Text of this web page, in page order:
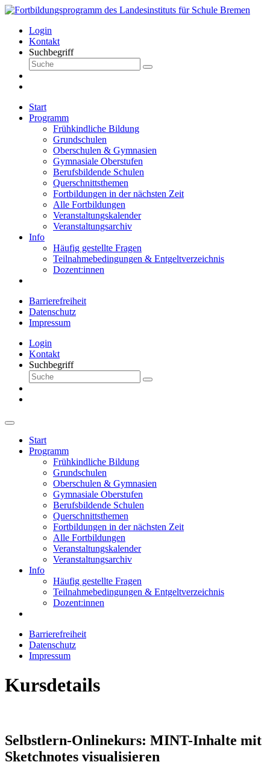
Login
Kontakt
Suchbegriff
Start
Programm
Frühkindliche Bildung
Grundschulen
Oberschulen & Gymnasien
Gymnasiale Oberstufen
Berufsbildende Schulen
Querschnittsthemen
Fortbildungen in der nächsten Zeit
Alle Fortbildungen
Veranstaltungskalender
Veranstaltungsarchiv
Info
Häufig gestellte Fragen
Teilnahmebedingungen & Entgeltverzeichnis
Dozent:innen
Barrierefreiheit
Datenschutz
Impressum
Login
Kontakt
Suchbegriff
Start
Programm
Frühkindliche Bildung
Grundschulen
Oberschulen & Gymnasien
Gymnasiale Oberstufen
Berufsbildende Schulen
Querschnittsthemen
Fortbildungen in der nächsten Zeit
Alle Fortbildungen
Veranstaltungskalender
Veranstaltungsarchiv
Info
Häufig gestellte Fragen
Teilnahmebedingungen & Entgeltverzeichnis
Dozent:innen
Barrierefreiheit
Datenschutz
Impressum
Kursdetails
Selbstlern-Onlinekurs: MINT-Inhalte mit
Sketchnotes visualisieren